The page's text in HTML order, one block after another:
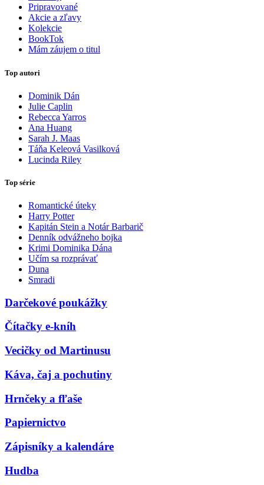
Pripravované
Akcie a zľavy
Kolekcie
BookTok
Mám záujem o titul
Top autori
Dominik Dán
Julie Caplin
Rebecca Yarros
Ana Huang
Sarah J. Maas
Táňa Keleová Vasilková
Lucinda Riley
Top série
Romantické úteky
Harry Potter
Kapitán Stein a Notár Barbarič
Denník odvážneho bojka
Krimi Dominika Dána
Učím sa rozprávať
Duna
Smradi
Darčekové poukážky
Čítačky e-kníh
Vecičky od Martinusu
Káva, čaj a pochutiny
Hrnčeky a fľaše
Papiernictvo
Zápisníky a kalendáre
Hudba